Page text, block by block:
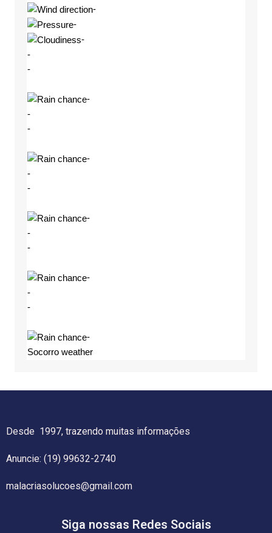
-
-
-
-
-
-
-
-
-
-
-
-
-
-
-
-
-
-
Socorro weather
Desde 1997, trazendo muitas informações
Anuncie: (19) 99632-2740
malacriasolucoes@gmail.com
Siga nossas Redes Sociais